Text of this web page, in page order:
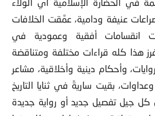
عنيفة ودامية، عمَّقت الخلافات
انقسامات أفقية وعمودية في
هذا كله قراءات مختلفة ومتناقضة
وأحكام دينية وأخلاقية، مشاعر
بقيت ساريةً في ثنايا التاريخ
كل جيل تفصيل جديد أو رواية جديدة
متواترة، بحيث غدا لدى كل منها